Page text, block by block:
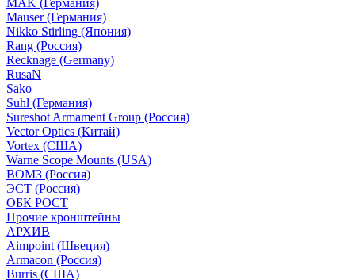
MAK (Германия)
Mauser (Германия)
Nikko Stirling (Япония)
Rang (Россия)
Recknage (Germany)
RusaN
Sako
Suhl (Германия)
Sureshot Armament Group (Россия)
Vector Optics (Китай)
Vortex (США)
Warne Scope Mounts (USA)
ВОМЗ (Россия)
ЭСТ (Россия)
ОБК РОСТ
Прочие кронштейны
АРХИВ
Aimpoint (Швеция)
Armacon (Россия)
Burris (США)